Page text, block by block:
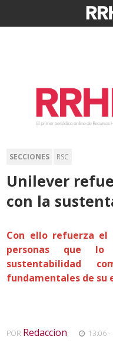
SECCIONES RSC
Unilever
con la
Con ello refuerza
personas que lo
sustentabilidad
fundamentales de
POR Redaccion, 13:06 -